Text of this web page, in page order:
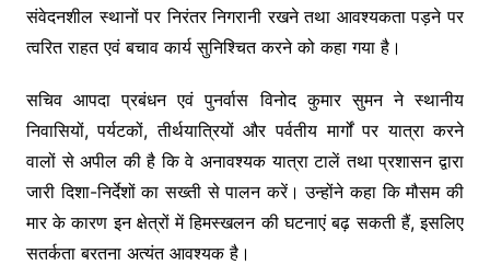
संवेदनशील स्थानों पर निरंतर निगरानी रखने तथा आवश्यकता पड़ने पर
त्वरित राहत एवं बचाव कार्य सुनिश्चित करने को कहा गया है।
सचिव आपदा प्रबंधन एवं पुनर्वास विनोद कुमार सुमन ने स्थानीय
निवासियों, पर्यटकों, तीर्थयात्रियों और पर्वतीय मार्गों पर यात्रा करने
वालों से अपील की है कि वे अनावश्यक यात्रा टालें तथा प्रशासन द्वारा
जारी दिशा-निर्देशों का सख्ती से पालन करें। उन्होंने कहा कि मौसम की
मार के कारण इन क्षेत्रों में हिमस्खलन की घटनाएं बढ़ सकती हैं, इसलिए
सतर्कता बरतना अत्यंत आवश्यक है।